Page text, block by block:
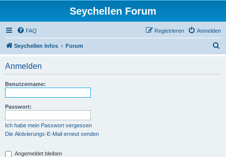
Seychellen Forum
FAQ Anmelden
Registrieren
Seychellen Infos Forum
Anmelden
Benutzername:
Passwort:
Ich habe mein Passwort vergessen
Die Aktivierungs-E-Mail erneut senden
Angemeldet bleiben